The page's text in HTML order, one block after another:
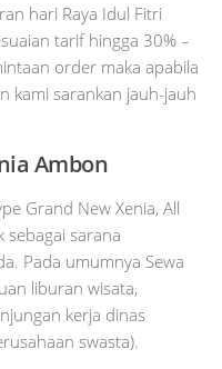
hari Raya Idul Fitri
tarif hingga 30% –
order maka apabila
kami sarankan jauh-jauh
Ambon
Grand New Xenia, All
sebagai sarana
Pada umumnya Sewa
liburan wisata,
kerja dinas
swasta).